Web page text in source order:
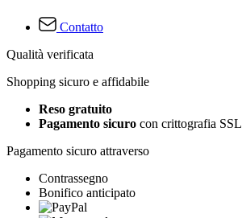
Contatto
Qualità verificata
Shopping sicuro e affidabile
Reso gratuito
Pagamento sicuro con crittografia SSL
Pagamento sicuro attraverso
Contrassegno
Bonifico anticipato